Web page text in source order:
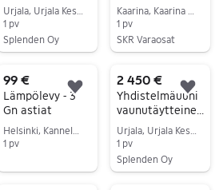
1 pv
Splenden Oy
1 pv
SKR Varaosat
99 €
Lämpölevy - 3
Gn astiat
1 pv
Lisää suosikiksi.
2 450 €
Yhdistelmäuuni
vaunutäytteinen
Electrlolux Air-
O-Steam
1 pv
Splenden Oy